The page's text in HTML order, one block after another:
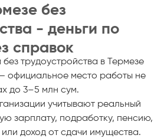
кредита
без
- деньги по
справок
без трудоустройства в Термезе
официальное место работы не
до 3–5 млн сум.
учитывают реальный
зарплату, подработку, пенсию,
доход от сдачи имущества.